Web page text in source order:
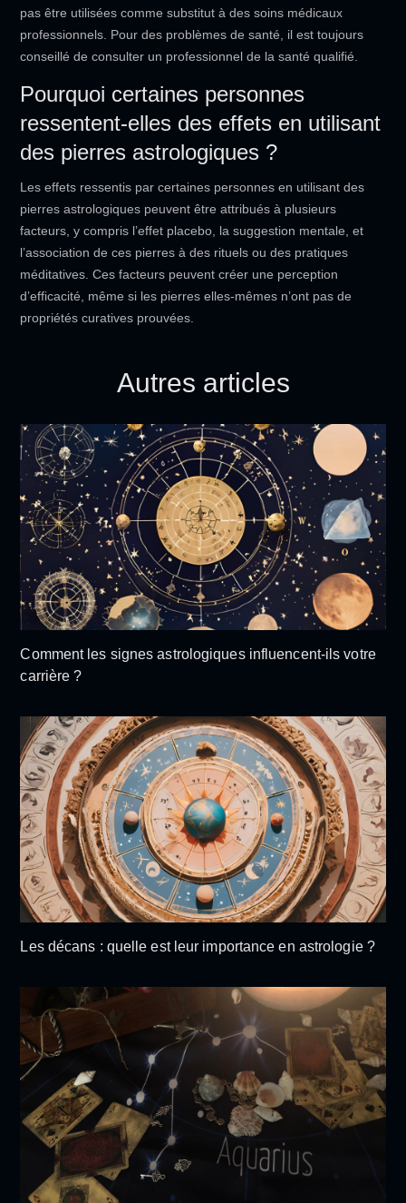
pas être utilisées comme substitut à des soins médicaux
professionnels. Pour des problèmes de santé, il est toujours
conseillé de consulter un professionnel de la santé qualifié.
Pourquoi certaines personnes
ressentent-elles des effets en utilisant
des pierres astrologiques ?
Les effets ressentis par certaines personnes en utilisant des
pierres astrologiques peuvent être attribués à plusieurs
facteurs, y compris l’effet placebo, la suggestion mentale, et
l’association de ces pierres à des rituels ou des pratiques
méditatives. Ces facteurs peuvent créer une perception
d’efficacité, même si les pierres elles-mêmes n’ont pas de
propriétés curatives prouvées.
Autres articles
Comment les signes astrologiques influencent-ils votre
carrière ?
Les décans : quelle est leur importance en astrologie ?